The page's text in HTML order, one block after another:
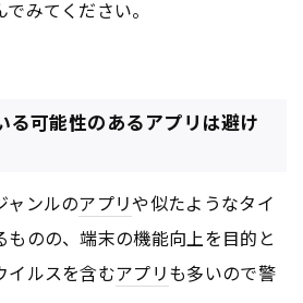
みてください。
る可能性のあるアプリは避け
ャンルのアプリや似たようなタイ
ものの、端末の機能向上を目的と
イルスを含むアプリも多いので警